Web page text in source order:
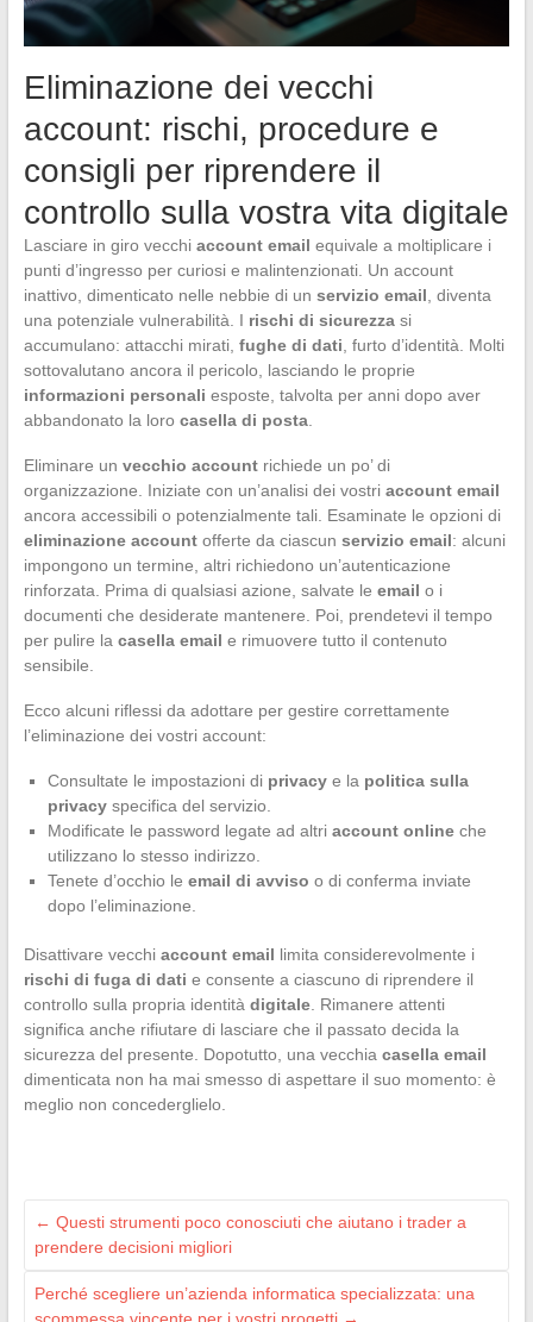
Eliminazione dei vecchi
account: rischi, procedure e
consigli per riprendere il
controllo sulla vostra vita digitale
Lasciare in giro vecchi account email equivale a moltiplicare i
punti d’ingresso per curiosi e malintenzionati. Un account
inattivo, dimenticato nelle nebbie di un servizio email , diventa
una potenziale vulnerabilità. I rischi di sicurezzasi
accumulano: attacchi mirati, fughe di dati , furto d’identità. Molti
sottovalutano ancora il pericolo, lasciando le proprie
informazioni personali esposte, talvolta per anni dopo aver
abbandonato la loro casella di posta.
Eliminare un vecchio accountrichiede un po’ di
organizzazione. Iniziate con un’analisi dei vostri account email
ancora accessibili o potenzialmente tali. Esaminate le opzioni di
eliminazione accountofferte da ciascun servizio email: alcuni
impongono un termine, altri richiedono un’autenticazione
rinforzata. Prima di qualsiasi azione, salvate le email o i
documenti che desiderate mantenere. Poi, prendetevi il tempo
per pulire la casella email e rimuovere tutto il contenuto
sensibile.
Ecco alcuni riflessi da adottare per gestire correttamente
l’eliminazione dei vostri account:
Consultate le impostazioni di privacye la politica sulla
privacyspecifica del servizio.
Modificate le password legate ad altri account onlineche
utilizzano lo stesso indirizzo.
Tenete d’occhio le email di avviso o di conferma inviate
dopo l’eliminazione.
Disattivare vecchi account email limita considerevolmente i
rischi di fuga di dati e consente a ciascuno di riprendere il
controllo sulla propria identità digitale. Rimanere attenti
significa anche rifiutare di lasciare che il passato decida la
sicurezza del presente. Dopotutto, una vecchia casella email
dimenticata non ha mai smesso di aspettare il suo momento: è
meglio non concederglielo.
← Questi strumenti poco conosciuti che aiutano i trader a
prendere decisioni migliori
Perché scegliere un’azienda informatica specializzata: una